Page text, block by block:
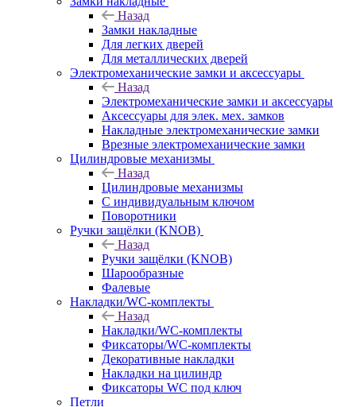
Назад
Замки накладные
Для легких дверей
Для металлических дверей
Электромеханические замки и аксессуары
Назад
Электромеханические замки и аксессуары
Аксессуары для элек. мех. замков
Накладные электромеханические замки
Врезные электромеханические замки
Цилиндровые механизмы
Назад
Цилиндровые механизмы
С индивидуальным ключом
Поворотники
Ручки защёлки (KNOB)
Назад
Ручки защёлки (KNOB)
Шарообразные
Фалевые
Накладки/WC-комплекты
Назад
Накладки/WC-комплекты
Фиксаторы/WC-комплекты
Декоративные накладки
Накладки на цилиндр
Фиксаторы WC под ключ
Петли